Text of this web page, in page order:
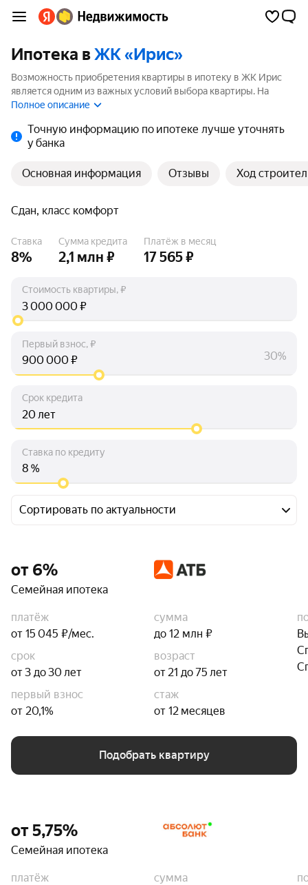
Ипотека вЖК «Ирис»
Возможность приобретения квартиры в ипотеку в ЖК Ирис
является одним из важных условий выбора квартиры. На
странице мы собрали программы кредитования банков для
Полное описание
Точную информацию по ипотеке лучше уточнять
у банка
Основная информация Отзывы Ход
Сдан, класс комфорт
Ставка
8%
Сумма кредита
2,1 млн ₽
Платёж в месяц
17 565 ₽
Стоимость квартиры, ₽
₽
Первый взнос, ₽
₽ 30%
Срок кредита
лет
Ставка по кредиту
%
Сортировать по актуальности
от 6%
Семейная ипотека
платёж
от 15 045 ₽/мес.
сумма
до 12 млн ₽
срок
от 3 до 30 лет
возраст
от 21 до 75 лет
первый взнос
от 20,1%
стаж
от 12 месяцев
Подобрать квартиру
от 5,75%
Семейная ипотека
платёж
сумма